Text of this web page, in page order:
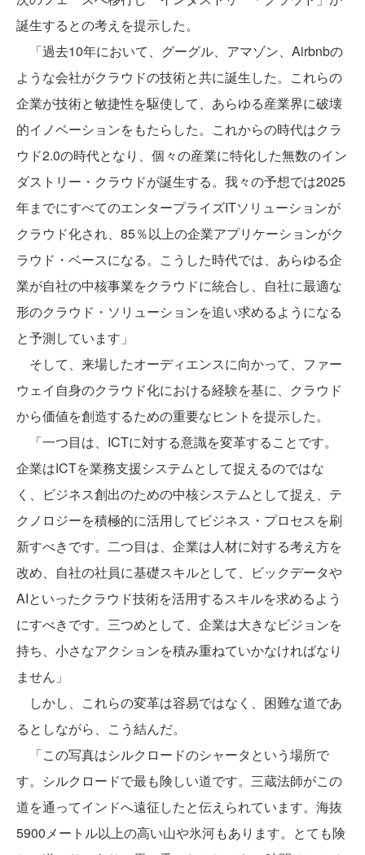
誕生するとの考えを提示した。
「過去10年において、グーグル、アマゾン、Airbnbの
ような会社がクラウドの技術と共に誕生した。これらの
企業が技術と敏捷性を駆使して、あらゆる産業界に破壊
的イノベーションをもたらした。これからの時代はクラ
ウド2.0の時代となり、個々の産業に特化した無数のイン
ダストリー・クラウドが誕生する。我々の予想では2025
年までにすべてのエンタープライズITソリューションが
クラウド化され、85％以上の企業アプリケーションがク
ラウド・ベースになる。こうした時代では、あらゆる企
業が自社の中核事業をクラウドに統合し、自社に最適な
形のクラウド・ソリューションを追い求めるようになる
と予測しています」
そして、来場したオーディエンスに向かって、ファー
ウェイ自身のクラウド化における経験を基に、クラウド
から価値を創造するための重要なヒントを提示した。
「一つ目は、ICTに対する意識を変革することです。
企業はICTを業務支援システムとして捉えるのではな
く、ビジネス創出のための中核システムとして捉え、テ
クノロジーを積極的に活用してビジネス・プロセスを刷
新すべきです。二つ目は、企業は人材に対する考え方を
改め、自社の社員に基礎スキルとして、ビックデータや
AIといったクラウド技術を活用するスキルを求めるよう
にすべきです。三つめとして、企業は大きなビジョンを
持ち、小さなアクションを積み重ねていかなければなり
ません」
しかし、これらの変革は容易ではなく、困難な道であ
るとしながら、こう結んだ。
「この写真はシルクロードのシャータという場所で
す。シルクロードで最も険しい道です。三蔵法師がこの
道を通ってインドへ遠征したと伝えられています。海抜
5900メートル以上の高い山や氷河もあります。とても険